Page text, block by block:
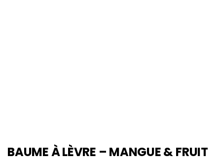
BAUME À LÈVRE – MANGUE & FRUIT